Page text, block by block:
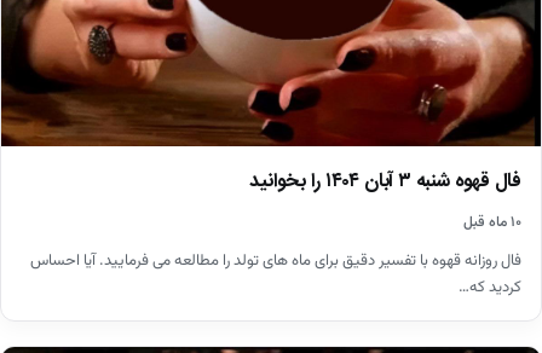
فال قهوه شنبه ۳ آبان ۱۴۰۴ را بخوانید
۱۰ ماه قبل
فال روزانه قهوه با تفسیر دقیق برای ماه های تولد را مطالعه می فرمایید. آیا احساس
کردید که…